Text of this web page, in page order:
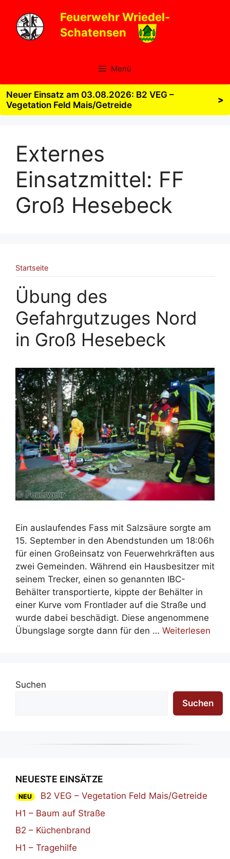
Inhalt
springen
Feuerwehr Wriedel-
Schatensen
Menü
Neuer Einsatz am 03.08.2026: B2 VEG –
Vegetation Feld Mais/Getreide
>
Externes
Einsatzmittel: FF
Groß Hesebeck
Startseite
Übung des
Gefahrgutzuges Nord
in Groß Hesebeck
Ein auslaufendes Fass mit Salzsäure sorgte am
15. September in den Abendstunden um 18:06h
für einen Großeinsatz von Feuerwehrkräften aus
zwei Gemeinden. Während ein Hausbesitzer mit
seinem Trecker, einen so genannten IBC-
Behälter transportierte, kippte der Behälter in
einer Kurve vom Frontlader auf die Straße und
wurde dabei beschädigt. Diese angenommene
Übungslage sorgte dann für den … Weiterlesen
Suchen
Suchen
NEUESTE EINSÄTZE
NEU
B2 VEG – Vegetation Feld Mais/Getreide
H1 – Baum auf Straße
B2 – Küchenbrand
H1 – Tragehilfe